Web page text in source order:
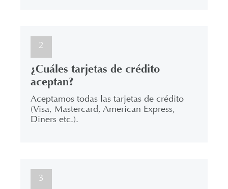
2
¿Cuáles tarjetas de crédito
aceptan?
Aceptamos todas las tarjetas de crédito
(Visa, Mastercard, American Express,
Diners etc.).
3